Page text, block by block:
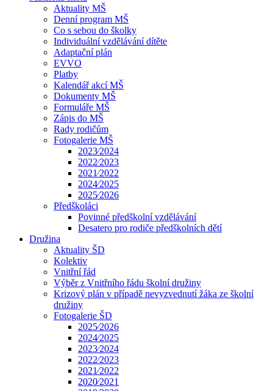
Aktuality MŠ
Denní program MŠ
Co s sebou do školky
Individuální vzdělávání dítěte
Adaptační plán
EVVO
Platby
Kalendář akcí MŠ
Dokumenty MŠ
Formuláře MŠ
Zápis do MŠ
Rady rodičům
Fotogalerie MŠ
2023⁄2024
2022⁄2023
2021⁄2022
2024⁄2025
2025⁄2026
Předškoláci
Povinné předškolní vzdělávání
Desatero pro rodiče předškolních dětí
Družina
Aktuality ŠD
Kolektiv
Vnitřní řád
Výběr z Vnitřního řádu školní družiny
Krizový plán v případě nevyzvednutí žáka ze školní
družiny
Fotogalerie ŠD
2025⁄2026
2024⁄2025
2023⁄2024
2022⁄2023
2021⁄2022
2020⁄2021